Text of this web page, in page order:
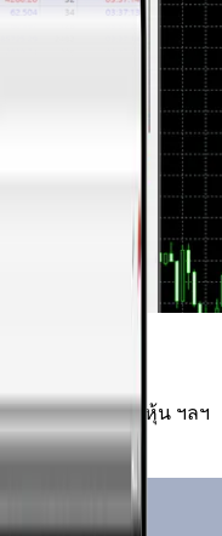
บบ
คอร์เรนซี ดัชนี หุ้น ฯลฯ
ยว